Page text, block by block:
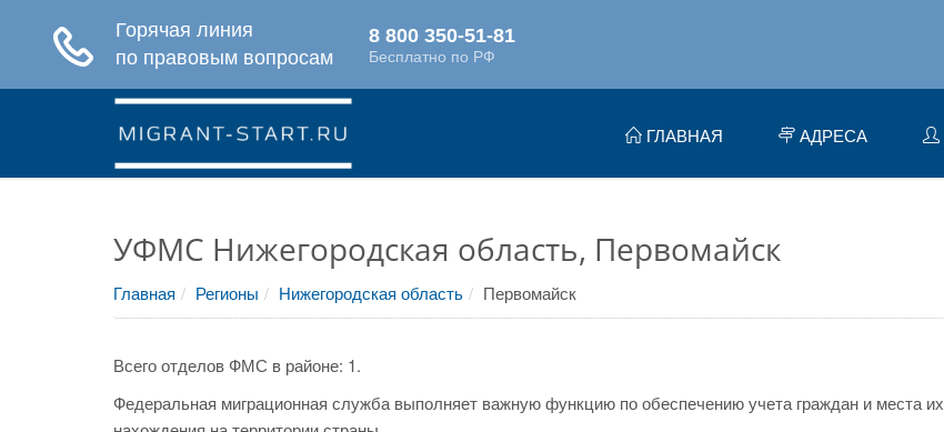
ГЛАВНАЯ АДРЕСА
УФМС Нижегородская область, Первомайск
Главная Регионы Нижегородская область Первомайск
Всего отделов ФМС в районе: 1.
Федеральная миграционная служба выполняет важную функцию по обеспечению учета граждан и места их